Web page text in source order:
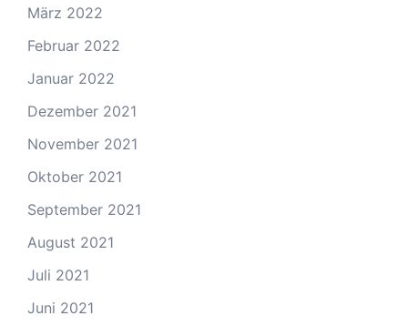
März 2022
Februar 2022
Januar 2022
Dezember 2021
November 2021
Oktober 2021
September 2021
August 2021
Juli 2021
Juni 2021